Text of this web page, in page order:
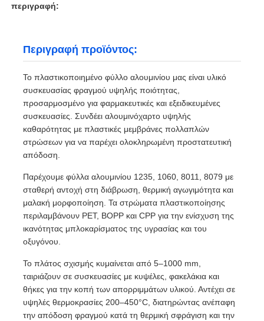
περιγραφή:
Περιγραφή προϊόντος:
Το πλαστικοποιημένο φύλλο αλουμινίου μας είναι υλικό
συσκευασίας φραγμού υψηλής ποιότητας,
προσαρμοσμένο για φαρμακευτικές και εξειδικευμένες
συσκευασίες. Συνδέει αλουμινόχαρτο υψηλής
καθαρότητας με πλαστικές μεμβράνες πολλαπλών
στρώσεων για να παρέχει ολοκληρωμένη προστατευτική
απόδοση.
Παρέχουμε φύλλα αλουμινίου 1235, 1060, 8011, 8079 με
σταθερή αντοχή στη διάβρωση, θερμική αγωγιμότητα και
μαλακή μορφοποίηση. Τα στρώματα πλαστικοποίησης
περιλαμβάνουν PET, BOPP και CPP για την ενίσχυση της
ικανότητας μπλοκαρίσματος της υγρασίας και του
οξυγόνου.
Το πλάτος σχισμής κυμαίνεται από 5–1000 mm,
ταιριάζουν σε συσκευασίες με κυψέλες, φακελάκια και
θήκες για την κοπή των απορριμμάτων υλικού. Αντέχει σε
υψηλές θερμοκρασίες 200–450°C, διατηρώντας ανέπαφη
την απόδοση φραγμού κατά τη θερμική σφράγιση και την